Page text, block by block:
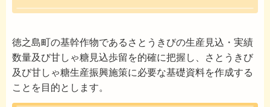
徳之島町の基幹作物であるさとうきびの生産見込・実績
数量及び甘しゃ糖見込歩留を的確に把握し、さとうきび
及び甘しゃ糖生産振興施策に必要な基礎資料を作成する
ことを目的とします。